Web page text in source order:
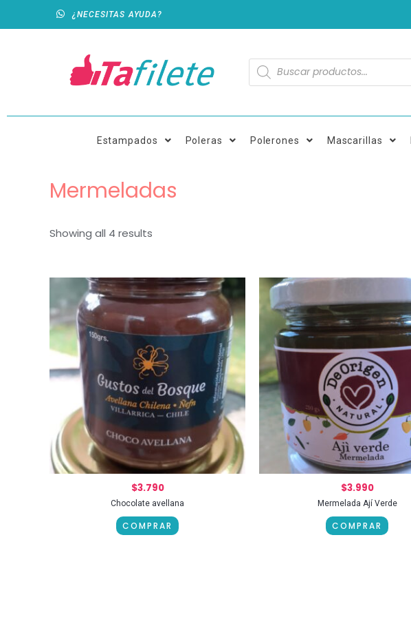
¿NECESITAS AYUDA?
Estampados Poleras Polerones Mascarillas
Mermeladas
Showing all 4 results
$3.790
Chocolate avellana
COMPRAR
$3.990
Mermelada Ají Verde
COMPRAR